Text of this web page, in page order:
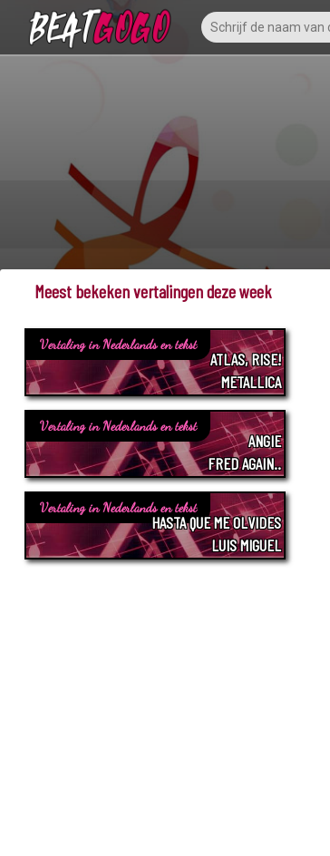
Meest bekeken vertalingen deze week
Vertaling in Nederlands en tekst
ATLAS, RISE!
METALLICA
Vertaling in Nederlands en tekst
ANGIE
FRED AGAIN..
Vertaling in Nederlands en tekst
HASTA QUE ME OLVIDES
LUIS MIGUEL